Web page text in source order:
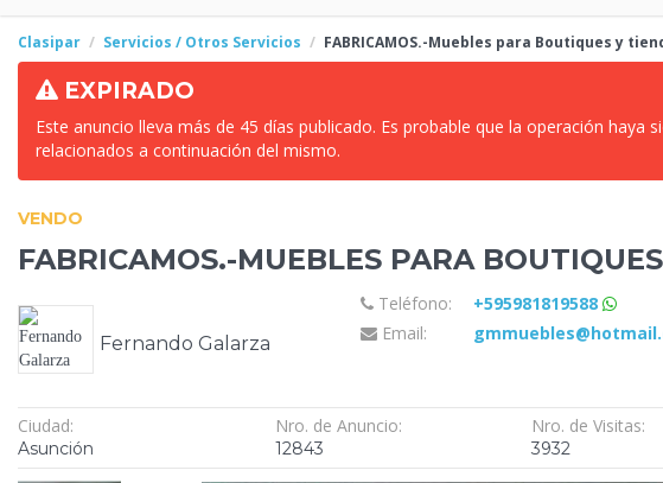
Clasipar Servicios / Otros Servicios FABRICAMOS.-Muebles para Boutiques y
EXPIRADO
Este anuncio lleva más de 45 días publicado. Es probable que la operación haya
relacionados a continuación del mismo.
VENDO
FABRICAMOS.-MUEBLES PARA
Fernando Galarza
Teléfono:
+595981819588
Email:
Ciudad:
Asunción
Nro. de Anuncio:
12843
Nro. de Visitas:
3932